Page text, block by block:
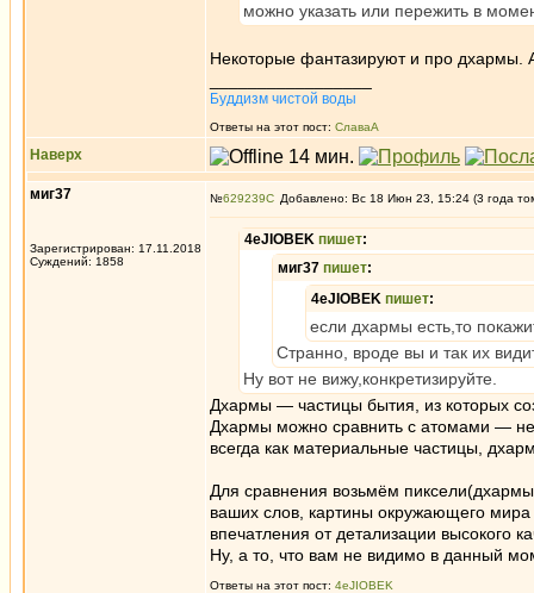
можно указать или пережить в
Некоторые фантазируют и про дхармы.
Буддизм чистой воды
Ответы на этот пост: СлаваА
Наверх
миг37
Зарегистрирован: 17.11.2018
Суждений: 1858
№629239 Добавлено: Вс 18 Июн 23, 15:24 (3 года
4eJIOBEK пишет:
миг37 пишет:
4eJIOBEK пишет:
если дхармы есть,то
Странно, вроде вы и так их
Ну вот не вижу,конкретизируйте.
Дхармы — частицы бытия, из которых
Дхармы можно сравнить с атомами —
всегда как материальные частицы,
Для сравнения возьмём
ваших слов, картины окружающего
впечатления от детализации высокого
Ну, а то, что вам не видимо в данный
Ответы на этот пост: 4eJIOBEK